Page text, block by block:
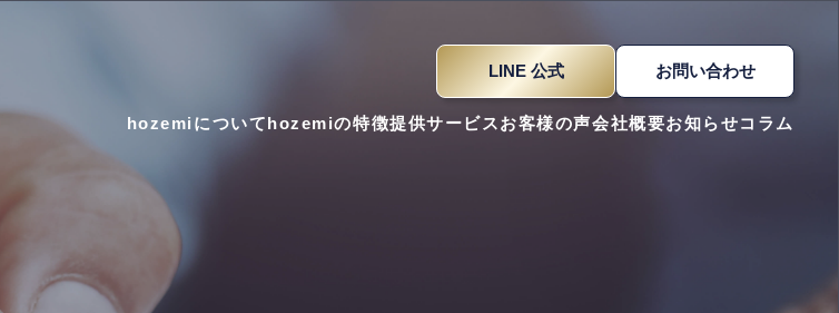
LINE 公式 お問い合わせ
hozemiについてhozemiの特徴提供サービスお客様の声会社概要お知らせコラム